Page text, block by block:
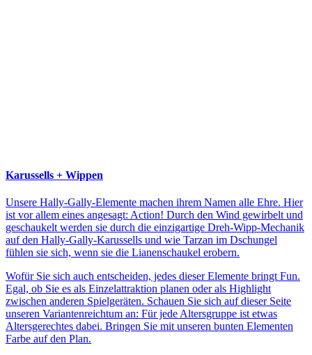
Karussells + Wippen
Unsere Hally-Gally-Elemente machen ihrem Namen alle Ehre. Hier
ist vor allem eines angesagt: Action! Durch den Wind gewirbelt und
geschaukelt werden sie durch die einzigartige Dreh-Wipp-Mechanik
auf den Hally-Gally-Karussells und wie Tarzan im Dschungel
fühlen sie sich, wenn sie die Lianenschaukel erobern.
Wofür Sie sich auch entscheiden, jedes dieser Elemente bringt Fun.
Egal, ob Sie es als Einzelattraktion planen oder als Highlight
zwischen anderen Spielgeräten. Schauen Sie sich auf dieser Seite
unseren Variantenreichtum an: Für jede Altersgruppe ist etwas
Altersgerechtes dabei. Bringen Sie mit unseren bunten Elementen
Farbe auf den Plan.